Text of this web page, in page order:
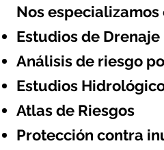
Nos especializamos
Estudios de
Análisis de riesgo
Estudios
Atlas de Riesgos
Protección contra